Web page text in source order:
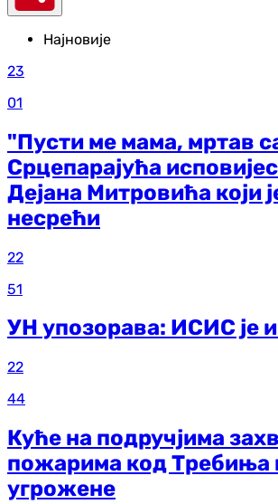
Најновије
23
01
"Пусти ме мама, мртав
Срцепарајућа
Дејана Митровића који
несрећи
22
51
УН упозорава: ИСИС је
22
44
Куће на подручјима
пожарима код Требиња
угрожене